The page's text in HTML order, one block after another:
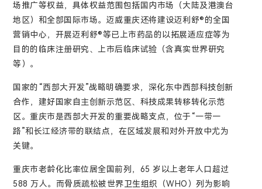
场推广等权益，具体权益范围包括国内市场（大陆及港澳台
地区）和全部国际市场。迈威重庆还将建设迈利舒®的全国
营销中心，开展迈利舒®等已上市药品的以拓展适应症等为
目的的临床注册研究、上市后临床试验（含真实世界研究
等）。
国家的“西部大开发”战略明确要求，深化东中西部科技创新
合作，建好国家自主创新示范区、科技成果转移转化示范
区。重庆市是西部大开发的重要战略支点，位于“一带一
路”和长江经济带的联结点，在区域发展和对外开放中尤为
关键。
重庆市老龄化比率位居全国前列，65 岁以上老年人口超过
588 万人。而骨质疏松被世界卫生组织（WHO）列为影响